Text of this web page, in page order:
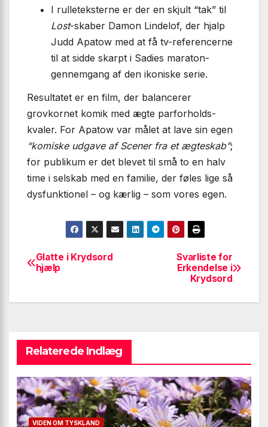
I rulleteksterne er der en skjult “tak” til
Lost-skaber Damon Lindelof, der hjalp
Judd Apatow med at få tv-referencerne
til at sidde skarpt i Sadies maraton-
gennem­gang af den ikoniske serie.
Resultatet er en film, der balancerer
grovkornet komik med ægte parforholds­
kvaler. For Apatow var målet at lave sin egen
“komiske udgave afScener fra et ægteskab”;
for publikum er det blevet til små to en halv
time i selskab med en familie, der føles lige så
dysfunktionel – og kærlig – som vores egen.
IndlægsnavigationSvarliste for
Erkendelse i
Krydsord
Glatte i Krydsord
hjælp
Relaterede Indlæg
VIDEN OM TYSKLAND